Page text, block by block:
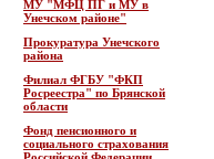
МУ "МФЦ ПГ и МУ в
Унечском районе"
Прокуратура Унечского
района
Филиал ФГБУ "ФКП
Росреестра" по Брянской
области
Фонд пенсионного и
социального страхования